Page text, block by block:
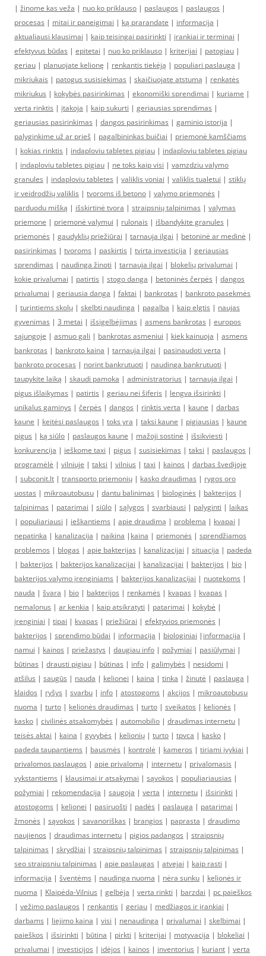
| žinome kas veža | nuo ko priklauso | paslaugos | paslaugos |
procesas | mitai ir paneigimai | ką prarandate | informacija |
aktualiausi klausimai | kaip teisingai pasirinkti | įrankiai ir terminai |
efektyvus būdas | epitetai | nuo ko priklauso | kriterijai | patogiau |
geriau | planuojate kelionę | renkantis tiekėją | populiari paslauga |
mikriukais | patogus susisiekimas | skaičiuojate atstumą | renkatės
mikriukus | kokybės pasirinkimas | ekonomiški sprendimai | kuriame |
verta rinktis | įtakoja | kaip sukurti | geriausias sprendimas |
geriausias pasirinkimas | dangos pasirinkimas | gaminio istorija |
palyginkime už ar prieš | pagalbininkas buičiai | priemonė kamščiams
| kokias rinktis | indaploviu tabletes pigiau | indaploviu tabletes pigiau
| indaploviu tabletes pigiau | ne toks kaip visi | vamzdziu valymo
granules | indaploviu tabletes | valiklis voniai | valiklis tualetui | stiklų
ir veidrodžių valiklis | tvoroms iš betono | valymo priemonės |
parduodu mišką | išskirtinė tvora | straipsnių talpinimas | valymas
priemone | priemonė valymui | rulonais | išbandykite granules |
priemonės | gaudyklių priežiūrai | tarnauja ilgai | betoninė ar medinė |
pasirinkimas | tvoroms | paskirtis | tvirta investicija | geriausias
sprendimas | naudinga žinoti | tarnauja ilgai | blokelių privalumai |
kokie privalumai | patirtis | stogo danga | betoninės čerpės | dangos
privalumai | geriausia danga | faktai | bankrotas | bankroto pasekmės
| turintiems skolų | skelbti naudinga | pagalba | kaip elgtis | naujas
gyvenimas | 3 metai | išsigelbėjimas | asmens bankrotas | europos
sąjungoje | asmuo gali | bankrotas asmeniui | kiek kainuoja | asmens
bankrotas | bankroto kaina | tarnauja ilgai | pasinaudoti verta |
bankroto procesas | norint bankrutuoti | naudinga bankrutuoti |
taupykite laiką | skaudi pamoka | administratorius | tarnauja ilgai |
pigus išlaikymas | patirtis | geriau nei šiferis | lengva išsirinkti |
unikalus gaminys | čerpės | dangos | rinktis verta | kaune | darbas
kaune | keitėsi paslaugos | toks yra | taksi kaune | pigiausias | kaune
pigus | ką siūlo | paslaugos kaune | mažoji sostinė | išsikviesti |
konkurencija | ieškome taxi | pigus | susisiekimas | taksi | paslaugos |
programėlė | vilniuje | taksi | vilnius | taxi | kainos | darbas švedijoje
| subconit.lt | transporto priemonių | kasko draudimas | rygos oro
uostas | mikroautobusu | dantu balinimas | biologinės | bakterijos |
talpinimas | patarimai | siūlo | sąlygos | svarbiausi | palyginti | laikas
| populiariausi | ieškantiems | apie draudimą | problema | kvapai |
nepatinka | kanalizacija | naikina | kaina | priemonės | sprendžiamos
problemos | blogas | apie bakterijas | kanalizacijai | situacija | padeda
| bakterijos | bakterijos kanalizacijai | kanalizacijai | bakterijos | bio |
bakterijos valymo įrenginiams | bakterijos kanalizacijai | nuotekoms |
nauda | švara | bio | bakterijos | renkamės | kvapas | kvapas |
nemalonus | ar kenkia | kaip atsikratyti | patarimai | kokybė |
įrenginiai | tipai | kvapas | priežiūrai | efektyvios priemonės |
bakterijos | sprendimo būdai | informacija | biologiniai | informacija |
namui | kainos | priežastys | daugiau info | požymiai | pasiūlymai |
būtinas | drausti pigiau | būtinas | info | galimybės | nesidomi |
atšilus | saugūs | nauda | kelionei | kaina | tinka | žinutė | paslauga |
klaidos | ryšys | svarbu | info | atostogoms | akcijos | mikroautobusu
nuoma | turto | kelionės draudimas | turto | sveikatos | kelionės |
kasko | civilinės atsakomybės | automobilio | draudimas internetu |
teisės aktai | kaina | gyvybės | kelionių | turto | tpvca | kasko |
padeda taupantiems | bausmės | kontrolė | kameros | tiriami įvykiai |
privalomos paslaugos | apie privalomą | internetu | privalomasis |
vykstantiems | klausimai ir atsakymai | sąvokos | populiariausias |
požymiai | rekomendacija | saugoja | verta | internetu | išsirinkti |
atostogoms | kelionei | pasiruošti | padės | paslauga | patarimai |
žmonės | sąvokos | savanoriškas | brangios | paprasta | draudimo
naujienos | draudimas internetu | pigios padangos | straipsnių
talpinimas | skrydžiai | straipsnių talpinimas | straipsnių talpinimas |
seo straipsniu talpinimas | apie paslaugas | atvejai | kaip rasti |
informacija | šventėms | naudinga nuoma | nėra sunku | kelionės ir
nuoma | Klaipėda-Vilnius | gelbėja | verta rinkti | barzdai | pc paieškos
| vežimo paslaugos | renkantis | geriau | medžiagos ir įrankiai |
darbams | liejimo kaina | visi | nenaudinga | privalumai | skelbimai |
paieškos | išsirinkti | būtina | pirkti | kriterijai | motyvacija | blokeliai |
privalumai | investicijos | idėjos | kainos | inventorius | kuriant | verta